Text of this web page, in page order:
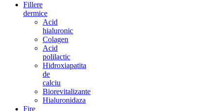
Fillere
dermice
Acid
hialuronic
Colagen
Acid
polilactic
Hidroxiapatita
de
calciu
Biorevitalizante
Hialuronidaza
Fire